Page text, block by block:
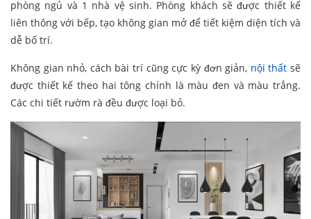
phòng ngủ và 1 nhà vệ sinh. Phòng khách sẽ được thiết kế
liên thông với bếp, tạo không gian mở để tiết kiệm diện tích và
dễ bố trí.
Không gian nhỏ, cách bài trí cũng cực kỳ đơn giản, nội thất sẽ
được thiết kế theo hai tông chính là màu đen và màu trắng.
Các chi tiết rườm rà đều được loại bỏ.